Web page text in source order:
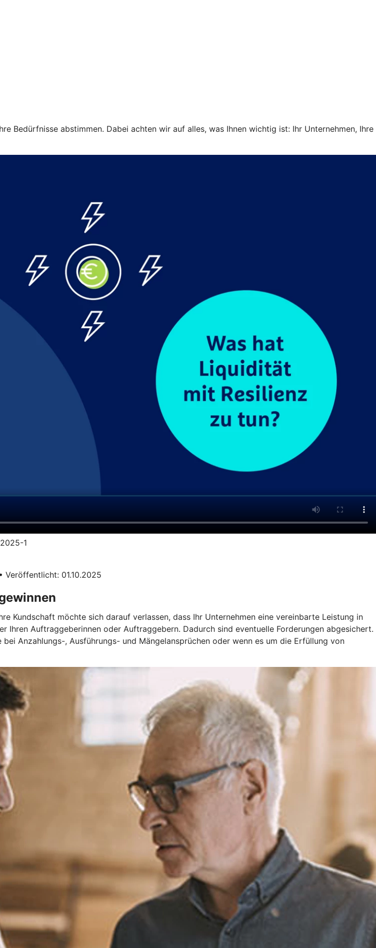
Bedürfnisse abstimmen. Dabei achten wir auf alles, was Ihnen wichtig ist: Ihr Unternehmen, Ihre
1
Veröffentlicht: 01.10.2025
Kundschaft möchte sich darauf verlassen, dass Ihr Unternehmen eine vereinbarte Leistung in
Auftraggeberinnen oder Auftraggebern. Dadurch sind eventuelle Forderungen abgesichert.
Anzahlungs-, Ausführungs- und Mängelansprüchen oder wenn es um die Erfüllung von